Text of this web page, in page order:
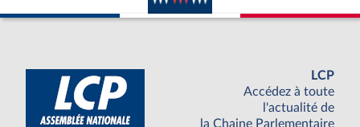
LCP
Accédez à toute
l'actualité de
la Chaine Parlementaire